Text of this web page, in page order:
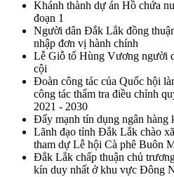
Khánh thành dự án Hồ chứa
đoạn 1
Người dân Đắk Lắk đồng
nhập đơn vị hành chính
Lễ Giỗ tổ Hùng Vương người
cội
Đoàn công tác của Quốc hội
công tác thẩm tra điều chỉnh
2021 - 2030
Đẩy mạnh tín dụng ngân hàng
Lãnh đạo tỉnh Đắk Lắk chào
tham dự Lễ hội Cà phê Buôn
Đắk Lắk chấp thuận chủ
kín duy nhất ở khu vực Đông